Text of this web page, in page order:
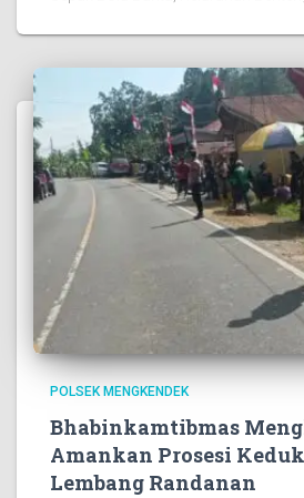
POLSEK MENGKENDEK
Bhabinkamtibmas
Amankan Prosesi
Lembang Randanan